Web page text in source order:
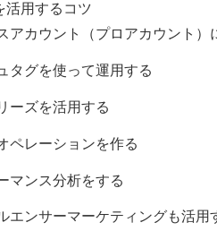
活用するコツ
アカウント（プロアカウント）
タグを使って運用する
ーズを活用する
ペレーションを作る
マンス分析をする
エンサーマーケティングも活用